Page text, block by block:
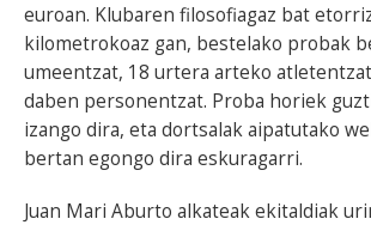
euroan. Klubaren filosofiagaz bat
kilometrokoaz gan, bestelako probak
umeentzat, 18 urtera arteko
daben personentzat. Proba horiek
izango dira, eta dortsalak aipatutako
bertan egongo dira eskuragarri.
Juan Mari Aburto alkateak ekitaldiak